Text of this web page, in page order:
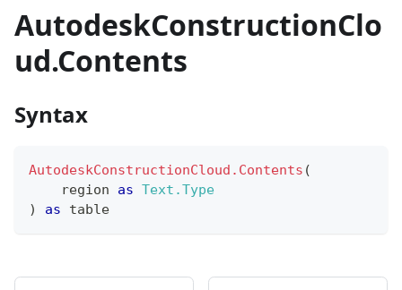
AutodeskConstructionClo
ud.Contents
Syntax
AutodeskConstructionCloud.Contents (
    region
as Text.Type
)
as table